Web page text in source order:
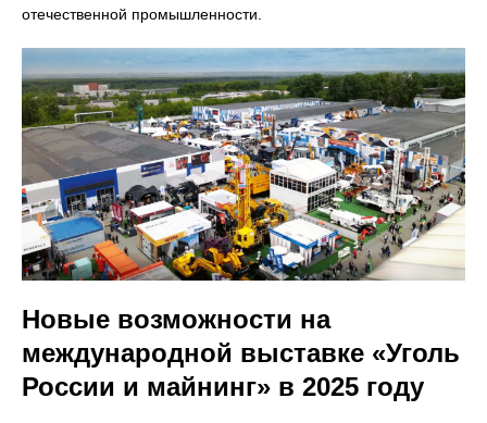
отечественной промышленности.
Новые возможности на
международной выставке «Уголь
России и майнинг» в 2025 году